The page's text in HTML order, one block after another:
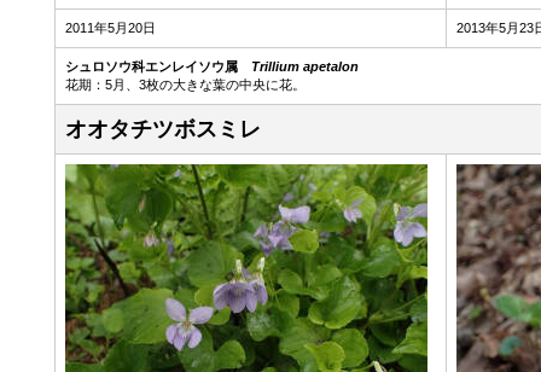
2011年5月20日 2013年5月23
シュロソウ科エンレイソウ属 Trillium apetalon
花期：5月、3枚の大きな葉の中央に花。
オオタチツボスミレ